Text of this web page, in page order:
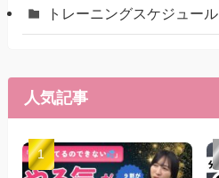
トレーニングスケジュール
人気記事